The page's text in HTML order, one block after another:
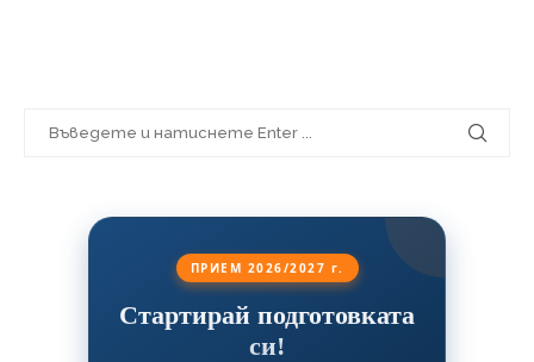
ПРИЕМ 2026/2027 г.
Стартирай подготовката
си!